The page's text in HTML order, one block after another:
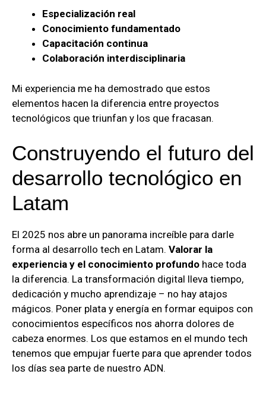
Especialización real
Conocimiento fundamentado
Capacitación continua
Colaboración interdisciplinaria
Mi experiencia me ha demostrado que estos
elementos hacen la diferencia entre proyectos
tecnológicos que triunfan y los que fracasan.
Construyendo el futuro del
desarrollo tecnológico en
Latam
El 2025 nos abre un panorama increíble para darle
forma al desarrollo tech en Latam. Valorar la
experiencia y el conocimiento profundo hace toda
la diferencia. La transformación digital lleva tiempo,
dedicación y mucho aprendizaje – no hay atajos
mágicos. Poner plata y energía en formar equipos con
conocimientos específicos nos ahorra dolores de
cabeza enormes. Los que estamos en el mundo tech
tenemos que empujar fuerte para que aprender todos
los días sea parte de nuestro ADN.